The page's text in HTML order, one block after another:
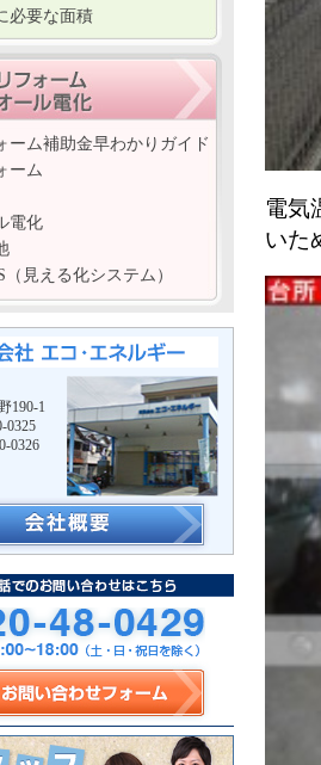
必要な面積
ーム補助金早わかりガイド
ーム
電化
（見える化システム）
190-1
0325
0326
電気
いた